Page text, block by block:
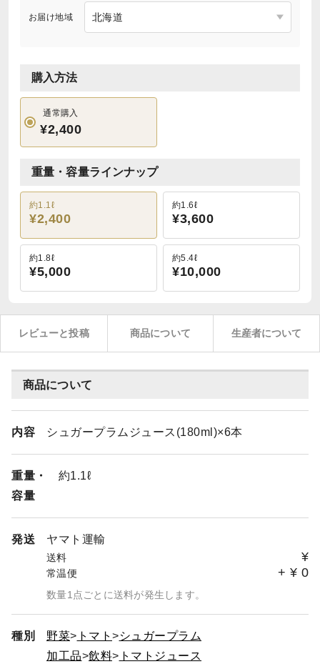
お届け地域
購入方法
通常購入
¥2,400
重量・容量ラインナップ
約1.1ℓ
¥2,400
約1.6ℓ
¥3,600
約1.8ℓ
¥5,000
約5.4ℓ
¥10,000
レビューと投稿 商品について 生産者について
商品について
内容 シュガープラムジュース(180ml)×6本
重量・
容量
約1.1ℓ
発送 ヤマト運輸
送料 ¥
常温便 + ¥ 0
数量1点ごとに送料が発生します。
種別 野菜 トマト
シュガープラム
加工品
飲料
トマトジュース